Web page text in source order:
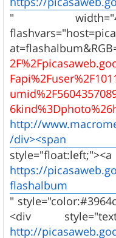
"
http://
/div><span
https://
flashalbum
"
<div
http://